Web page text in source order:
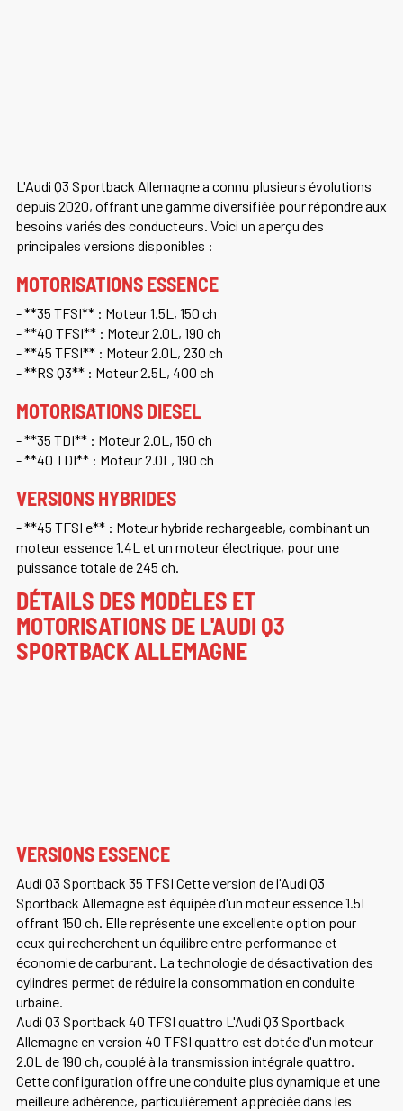
L'Audi Q3 Sportback Allemagne a connu plusieurs évolutions
depuis 2020, offrant une gamme diversifiée pour répondre aux
besoins variés des conducteurs. Voici un aperçu des
principales versions disponibles :
MOTORISATIONS ESSENCE
- **35 TFSI** : Moteur 1.5L, 150 ch
- **40 TFSI** : Moteur 2.0L, 190 ch
- **45 TFSI** : Moteur 2.0L, 230 ch
- **RS Q3** : Moteur 2.5L, 400 ch
MOTORISATIONS DIESEL
- **35 TDI** : Moteur 2.0L, 150 ch
- **40 TDI** : Moteur 2.0L, 190 ch
VERSIONS HYBRIDES
- **45 TFSI e** : Moteur hybride rechargeable, combinant un
moteur essence 1.4L et un moteur électrique, pour une
puissance totale de 245 ch.
DÉTAILS DES MODÈLES ET
MOTORISATIONS DE L'AUDI Q3
SPORTBACK ALLEMAGNE
VERSIONS ESSENCE
Audi Q3 Sportback 35 TFSI Cette version de l'Audi Q3
Sportback Allemagne est équipée d'un moteur essence 1.5L
offrant 150 ch. Elle représente une excellente option pour
ceux qui recherchent un équilibre entre performance et
économie de carburant. La technologie de désactivation des
cylindres permet de réduire la consommation en conduite
urbaine.
Audi Q3 Sportback 40 TFSI quattro L'Audi Q3 Sportback
Allemagne en version 40 TFSI quattro est dotée d'un moteur
2.0L de 190 ch, couplé à la transmission intégrale quattro.
Cette configuration offre une conduite plus dynamique et une
meilleure adhérence, particulièrement appréciée dans les